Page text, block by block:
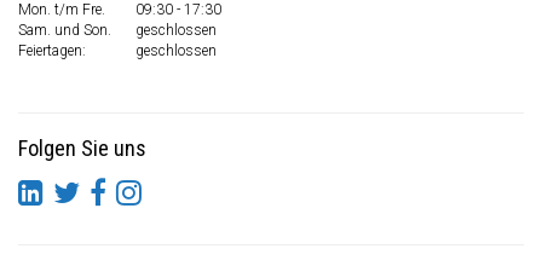
Mon. t/m Fre.
09:30 - 17:30
Sam. und Son.
geschlossen
Feiertagen:
geschlossen
Folgen Sie uns